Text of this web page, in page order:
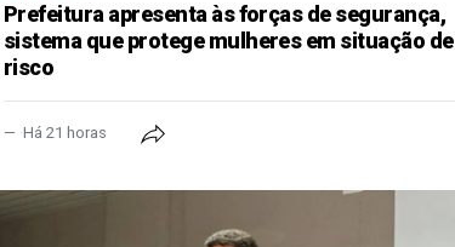
Prefeitura apresenta às forças de segurança,
sistema que protege mulheres em situação de
risco
Há 21 horas